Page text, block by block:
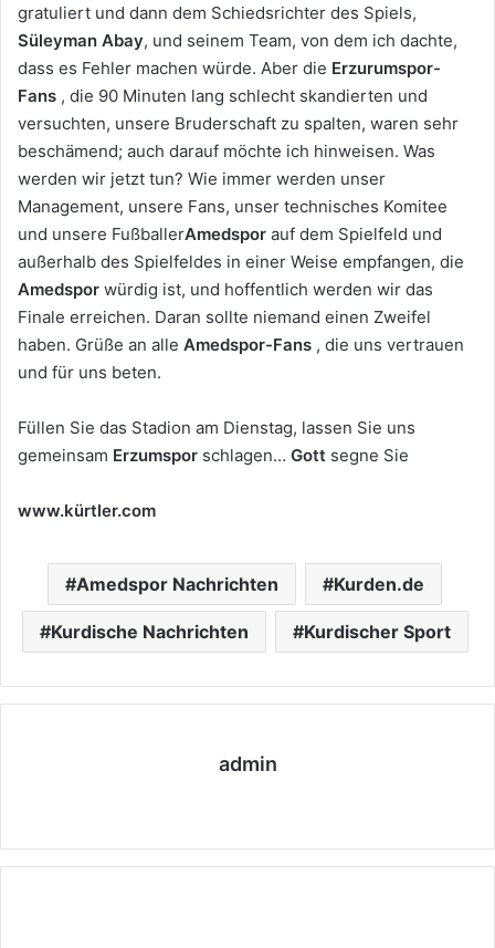
gratuliert und dann dem Schiedsrichter des Spiels,
Süleyman Abay, und seinem Team, von dem ich dachte,
dass es Fehler machen würde. Aber die Erzurumspor-
Fans , die 90 Minuten lang schlecht skandierten und
versuchten, unsere Bruderschaft zu spalten, waren sehr
beschämend; auch darauf möchte ich hinweisen. Was
werden wir jetzt tun? Wie immer werden unser
Management, unsere Fans, unser technisches Komitee
und unsere FußballerAmedspor auf dem Spielfeld und
außerhalb des Spielfeldes in einer Weise empfangen, die
Amedspor würdig ist, und hoffentlich werden wir das
Finale erreichen. Daran sollte niemand einen Zweifel
haben. Grüße an alle Amedspor-Fans , die uns vertrauen
und für uns beten.
Füllen Sie das Stadion am Dienstag, lassen Sie uns
gemeinsam Erzumspor schlagen… Gott segne Sie
www.kürtler.com
Amedspor Nachrichten Kurden.de
Kurdische Nachrichten Kurdischer Sport
admin
eit